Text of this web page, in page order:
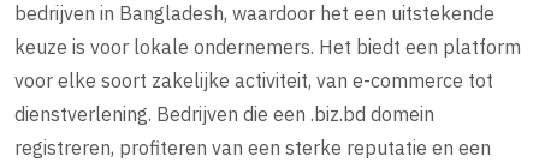
bedrijven in Bangladesh, waardoor het een uitstekende
keuze is voor lokale ondernemers. Het biedt een platform
voor elke soort zakelijke activiteit, van e-commerce tot
dienstverlening. Bedrijven die een .biz.bd domein
registreren, profiteren van een sterke reputatie en een